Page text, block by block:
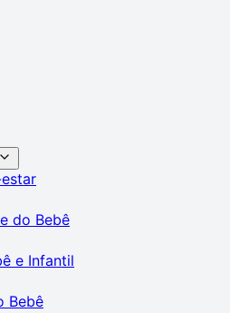
do Bebê
e Infantil
Bebê